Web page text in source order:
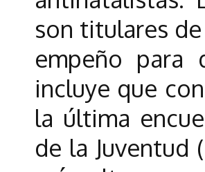
son titulares
empeño para
incluye que
la última
de la Juventud